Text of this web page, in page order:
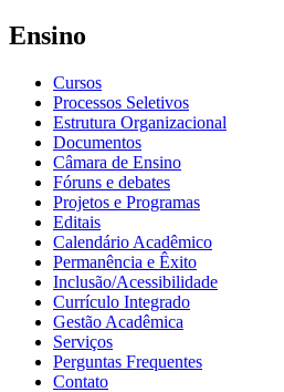
Ensino
Cursos
Processos Seletivos
Estrutura Organizacional
Documentos
Câmara de Ensino
Fóruns e debates
Projetos e Programas
Editais
Calendário Acadêmico
Permanência e Êxito
Inclusão/Acessibilidade
Currículo Integrado
Gestão Acadêmica
Serviços
Perguntas Frequentes
Contato